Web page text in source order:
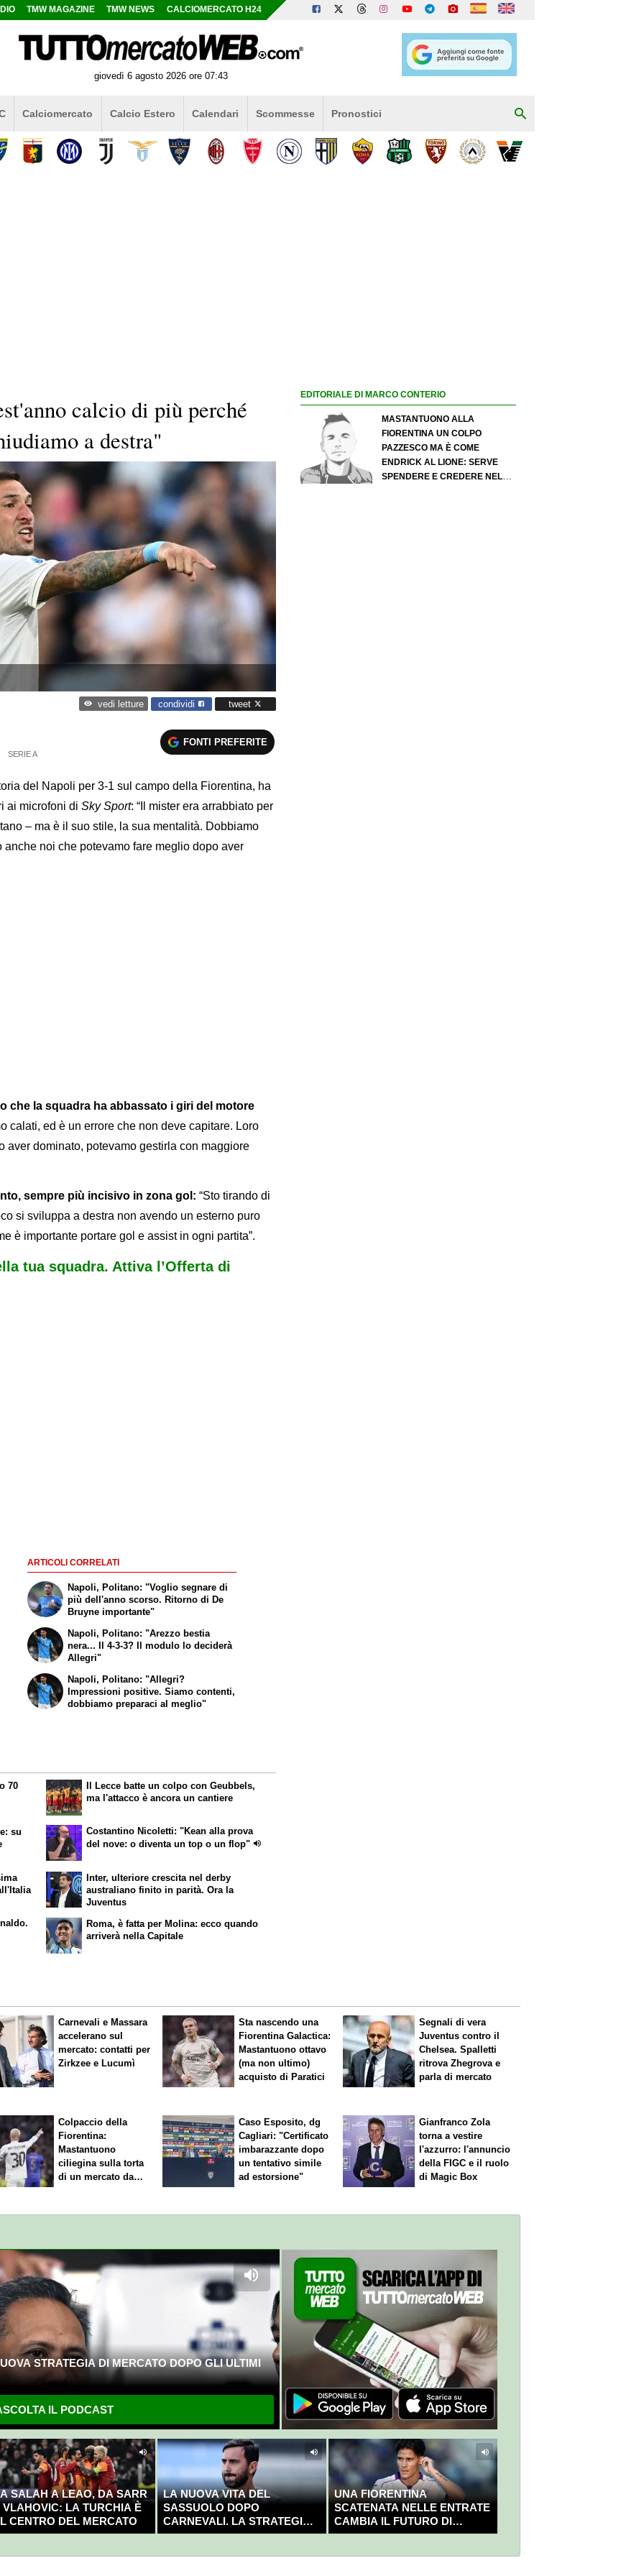
TMW MAGAZINE TMW NEWS CALCIOMERCATO H24
giovedì 6 agosto 2026 ore 07:43
Calciomercato Calcio Estero Calendari Scommesse Pronostici
calcio di più perché
a destra"
vedi letture condividi tweet
SERIE A
FONTI PREFERITE
del Napoli per 3-1 sul campo della Fiorentina, ha
ai microfoni di Sky Sport: “Il mister era arrabbiato per
– ma è il suo stile, la sua mentalità. Dobbiamo
noi che potevamo fare meglio dopo aver
che la squadra ha abbassato i giri del motore
calati, ed è un errore che non deve capitare. Loro
aver dominato, potevamo gestirla con maggiore
sempre più incisivo in zona gol: “Sto tirando di
si sviluppa a destra non avendo un esterno puro
è importante portare gol e assist in ogni partita”.
tua squadra. Attiva l’Offerta di
ARTICOLI CORRELATI
Napoli, Politano: "Voglio segnare di
più dell'anno scorso. Ritorno di De
Bruyne importante"
Napoli, Politano: "Arezzo bestia
nera... Il 4-3-3? Il modulo lo deciderà
Allegri"
Napoli, Politano: "Allegri?
Impressioni positive. Siamo contenti,
dobbiamo preparaci al meglio"
70
su
Il Lecce batte un colpo con Geubbels,
ma l'attacco è ancora un cantiere
Costantino Nicoletti: "Kean alla prova
del nove: o diventa un top o un flop"
Inter, ulteriore crescita nel derby
australiano finito in parità. Ora la
Juventus
Roma, è fatta per Molina: ecco quando
arriverà nella Capitale
EDITORIALE DI MARCO CONTERIO
MASTANTUONO ALLA
FIORENTINA UN COLPO
PAZZESCO MA È COME
ENDRICK AL LIONE: SERVE
SPENDERE E CREDERE NELLO
Carnevali e Massara
accelerano sul
mercato: contatti per
Zirkzee e Lucumì
Sta nascendo una
FiorentinaGalactica:
Mastantuono ottavo
(ma non ultimo)
acquisto di Paratici
Segnali di vera
Juventus contro il
Chelsea. Spalletti
ritrova Zhegrova e
parla di mercato
Colpaccio della
Fiorentina:
Mastantuono
ciliegina sulla torta
di un mercato da
Caso Esposito, dg
Cagliari: "Certificato
imbarazzante dopo
un tentativo simile
ad estorsione"
Gianfranco Zola
torna a vestire
l'azzurro: l'annuncio
della FIGC e il ruolo
di Magic Box
STRATEGIA DI MERCATO DOPO GLI ULTIMI
IL PODCAST
SALAH A LEAO, DA SARR
VLAHOVIC: LA TURCHIA È
CENTRO DEL MERCATO
LA NUOVA VITA DEL
SASSUOLO DOPO
CARNEVALI. LA STRATEGIA È
GIÀ CHIARA E DECISA
UNA FIORENTINA
SCATENATA NELLE ENTRATE
CAMBIA IL FUTURO DI
NICOLÒ FAGIOLI?